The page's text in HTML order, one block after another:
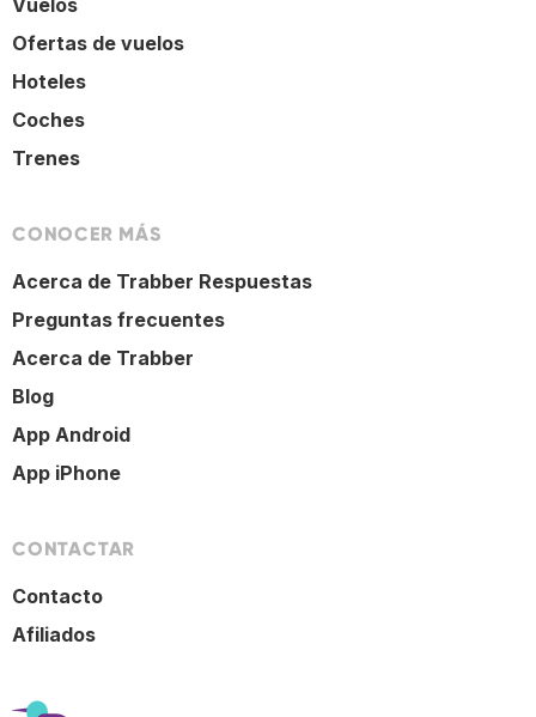
Vuelos
Ofertas de vuelos
Hoteles
Coches
Trenes
CONOCER MÁS
Acerca de Trabber Respuestas
Preguntas frecuentes
Acerca de Trabber
Blog
App Android
App iPhone
CONTACTAR
Contacto
Afiliados